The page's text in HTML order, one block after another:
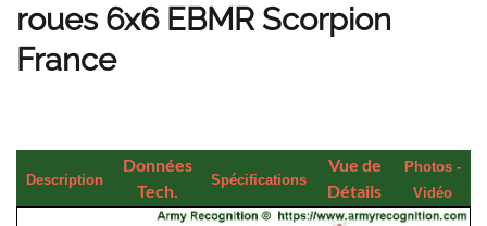
roues 6x6 EBMR Scorpion
France
Description
Données
Tech.
Spécifications
Vue de
Détails
Photos -
Vidéo